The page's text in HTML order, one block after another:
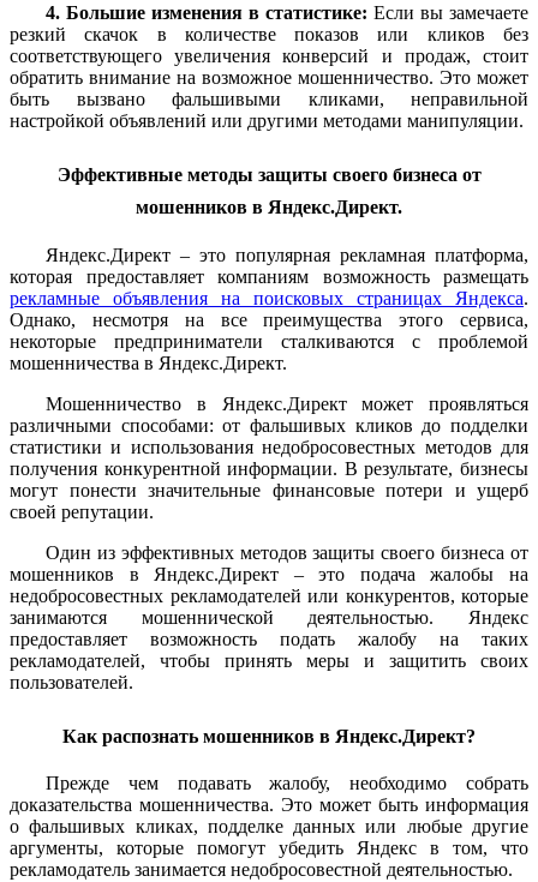
4. Большие изменения в статистике: Если вы замечаете
резкий скачок в количестве показов или кликов без
соответствующего увеличения конверсий и продаж, стоит
обратить внимание на возможное мошенничество. Это может
быть вызвано фальшивыми кликами, неправильной
настройкой объявлений или другими методами манипуляции.
Эффективные методы защиты своего бизнеса от
мошенников в Яндекс.Директ.
Яндекс.Директ – это популярная рекламная платформа,
которая предоставляет компаниям возможность размещать
рекламные объявления на поисковых страницах Яндекса.
Однако, несмотря на все преимущества этого сервиса,
некоторые предприниматели сталкиваются с проблемой
мошенничества в Яндекс.Директ.
Мошенничество в Яндекс.Директ может проявляться
различными способами: от фальшивых кликов до подделки
статистики и использования недобросовестных методов для
получения конкурентной информации. В результате, бизнесы
могут понести значительные финансовые потери и ущерб
своей репутации.
Один из эффективных методов защиты своего бизнеса от
мошенников в Яндекс.Директ – это подача жалобы на
недобросовестных рекламодателей или конкурентов, которые
занимаются мошеннической деятельностью. Яндекс
предоставляет возможность подать жалобу на таких
рекламодателей, чтобы принять меры и защитить своих
пользователей.
Как распознать мошенников в Яндекс.Директ?
Прежде чем подавать жалобу, необходимо собрать
доказательства мошенничества. Это может быть информация
о фальшивых кликах, подделке данных или любые другие
аргументы, которые помогут убедить Яндекс в том, что
рекламодатель занимается недобросовестной деятельностью.